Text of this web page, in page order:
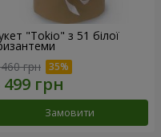
"Tokio" з 51 білої
грн
Замовити